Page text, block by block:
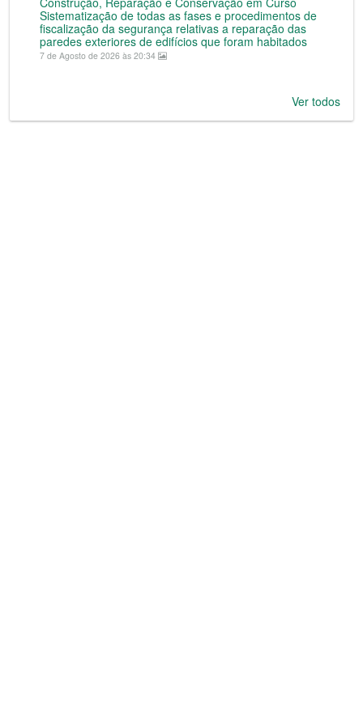
Sistematização de todas as fases e procedimentos de
fiscalização da segurança relativas a reparação das
paredes exteriores de edifícios que foram habitados
7 de Agosto de 2026 às 20:34
Ver todos